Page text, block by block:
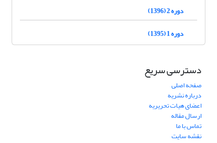
دوره 2 (1396)
دوره 1 (1395)
دسترسی سریع
صفحه اصلی
درباره نشریه
اعضای هیات تحریریه
ارسال مقاله
تماس با ما
نقشه سایت